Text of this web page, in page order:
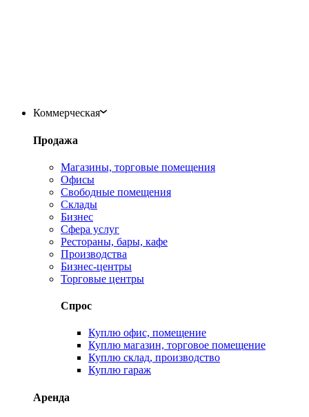
Коммерческая
Продажа
Магазины, торговые помещения
Офисы
Свободные помещения
Склады
Бизнес
Сфера услуг
Рестораны, бары, кафе
Производства
Бизнес-центры
Торговые центры
Спрос
Куплю офис, помещение
Куплю магазин, торговое помещение
Куплю склад, производство
Куплю гараж
Аренда